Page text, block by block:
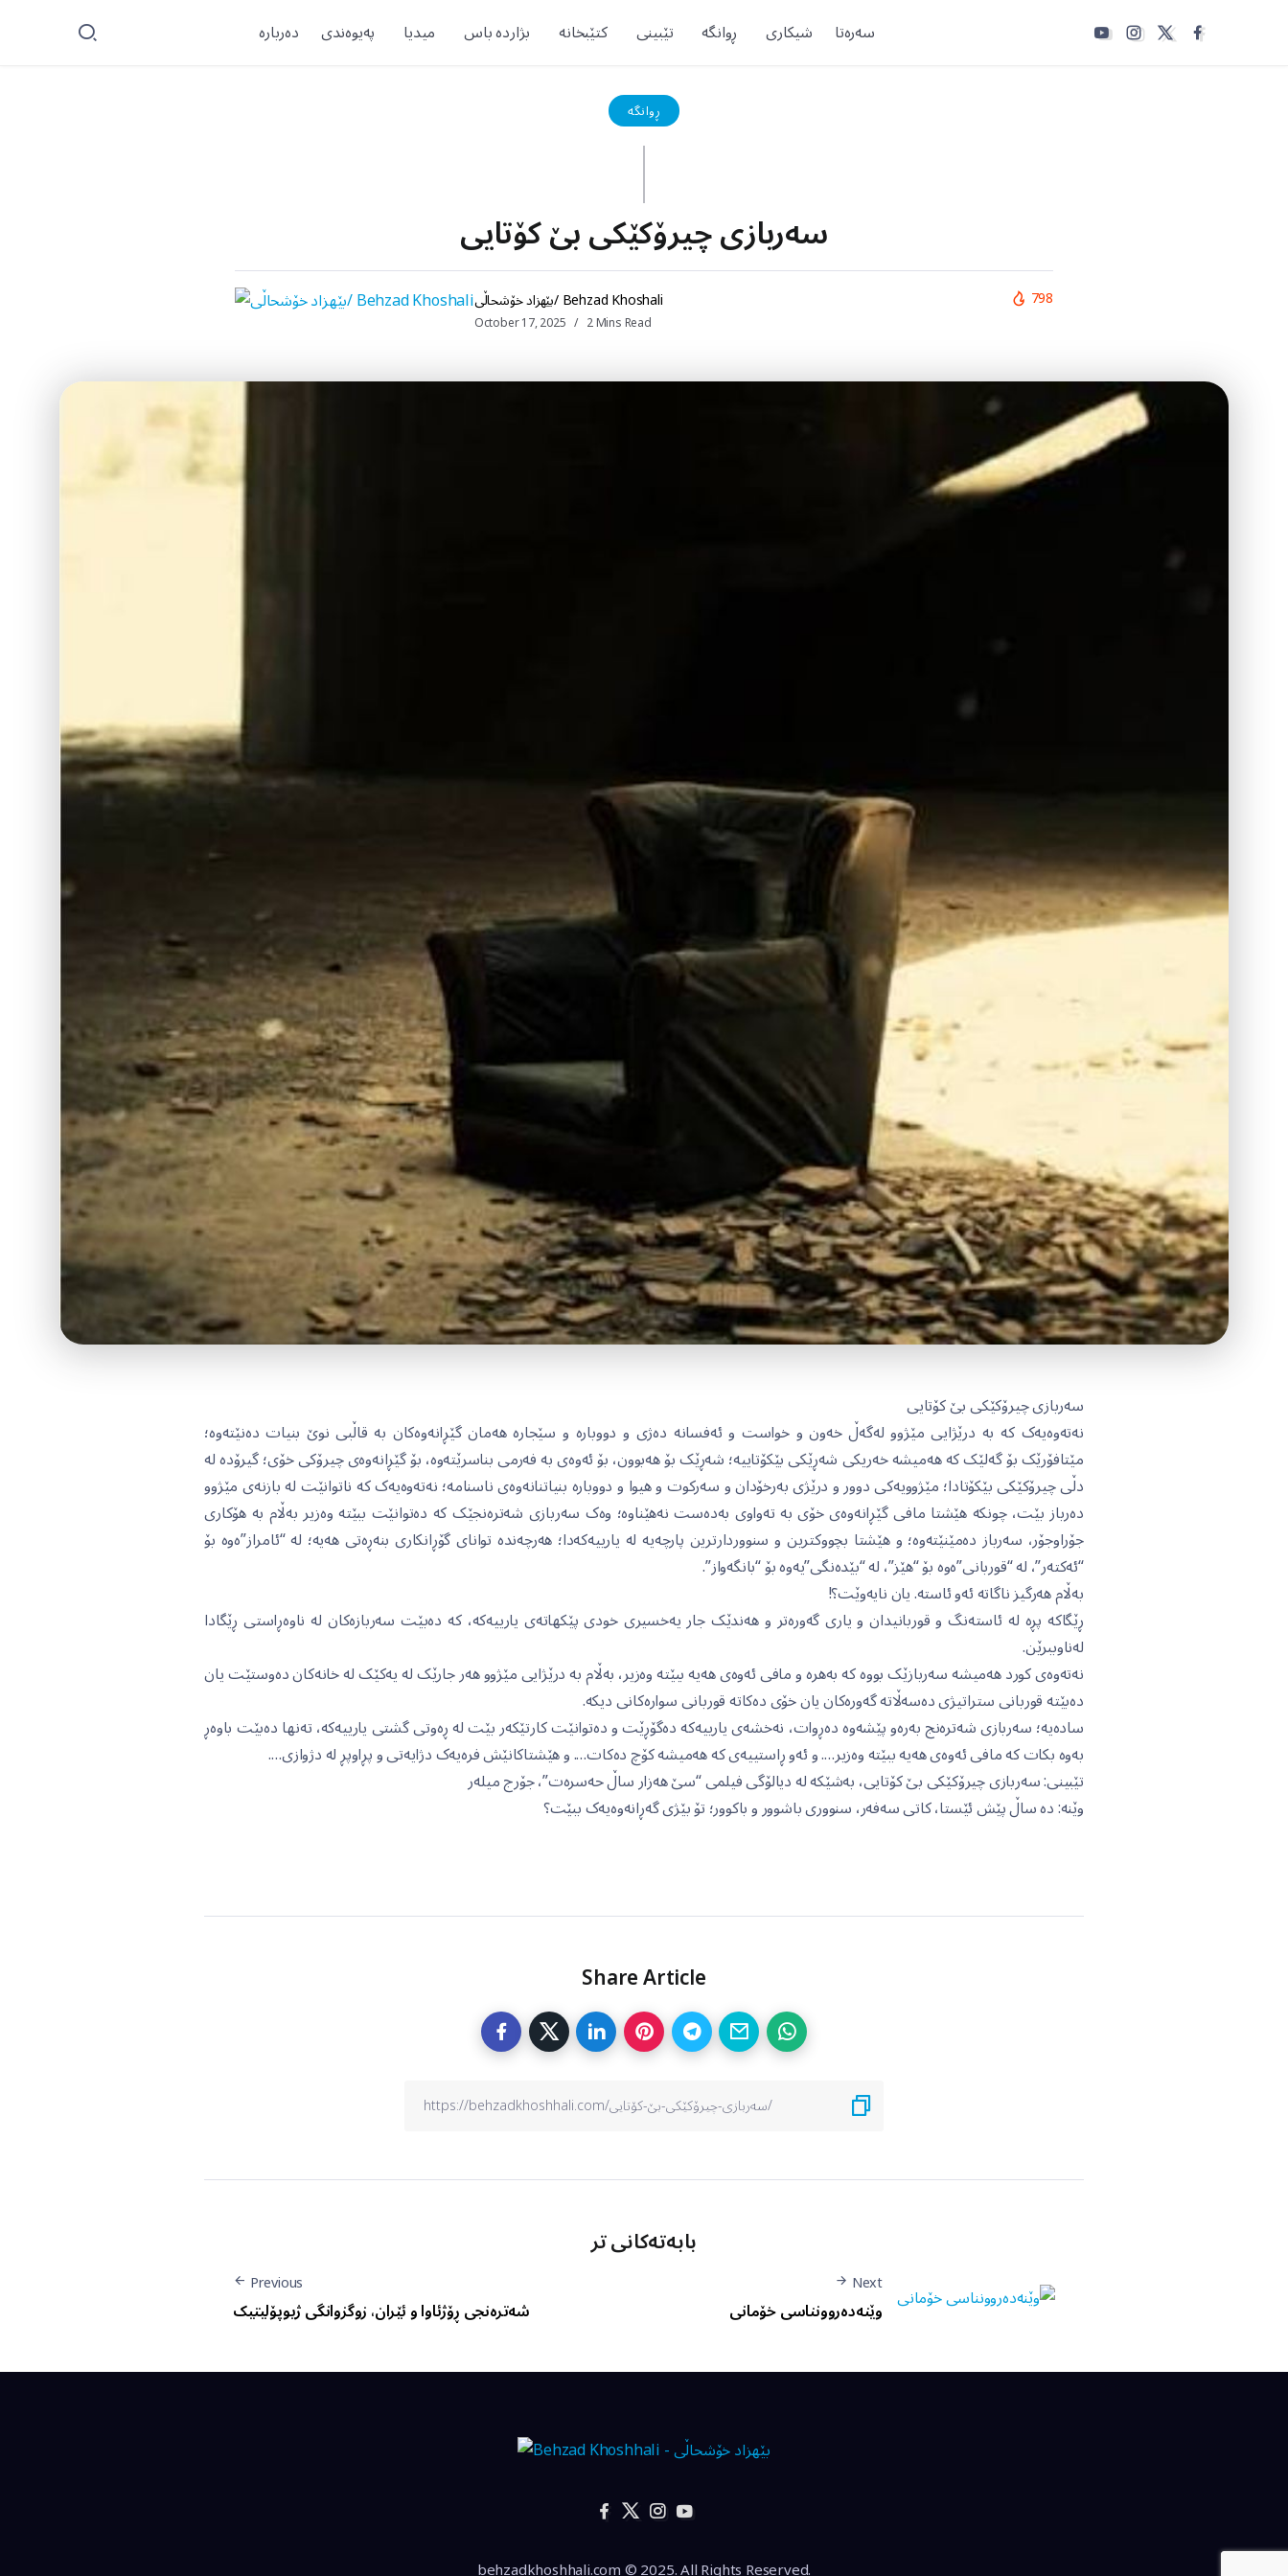
سەرەتا شیکاری ڕوانگە تێبینی کتێبخانە بژاردە باس میدیا پەیوەندی دەربارە
ڕوانگە
سەربازی چیرۆکێکی بێ کۆتایی
بێهزاد خۆشحاڵی/ Behzad Khoshali
October 17, 2025 2 Mins Read
798
سەربازی چیرۆکێکی بێ کۆتایی
نەتەوەیەک کە بە درێژایی مێژوو لەگەڵ خەون و خواست و ئەفسانە دەژی و دووبارە و سێجارە هەمان گێڕانەوەکان بە قاڵبی نوێ بنیات دەنێتەوە؛
مێتافۆرێک بۆ گەلێک کە هەمیشە خەریکی شەڕێکی بێکۆتاییە؛ شەڕێک بۆ هەبوون، بۆ ئەوەی بە فەرمی بناسرێتەوە، بۆ گێڕانەوەی چیرۆکی خۆی؛ گیرۆدە لە
دڵی چیرۆکێکی بێکۆتادا؛ مێژوویەکی دوور و درێژی بەرخۆدان و سەرکوت و هیوا و دووبارە بنیاتنانەوەی ناسنامە؛ نەتەوەیەک کە ناتوانێت لە بازنەی مێژوو
دەرباز بێت، چونکە هێشتا مافی گێڕانەوەی خۆی بە تەواوی بەدەست نەهێناوە؛ وەک سەربازی شەترەنجێک کە دەتوانێت ببێتە وەزیر بەڵام بە هۆکاری
جۆراوجۆر، سەرباز دەمێنێتەوە؛ و هێشتا بچووکترین و سنووردارترین پارچەیە لە یارییەکەدا؛ هەرچەندە توانای گۆڕانکاری بنەڕەتی هەیە؛ لە “ئامراز”ەوە بۆ
“ئەکتەر”، لە “قوربانی”ەوە بۆ “هێز”، لە “بێدەنگی”یەوە بۆ “بانگەواز”.
بەڵام هەرگیز ناگاتە ئەو ئاستە. یان نایەوێت؟!
ڕێگاکە پڕە لە ئاستەنگ و قوربانیدان و یاری گەورەتر و هەندێک جار یەخسیری خودی پێکهاتەی یارییەکە، کە دەبێت سەربازەکان لە ناوەڕاستی ڕێگادا
لەناوببرێن.
نەتەوەی کورد هەمیشە سەربازێک بووە کە بەهرە و مافی ئەوەی هەیە ببێتە وەزیر، بەڵام بە درێژایی مێژوو هەر جارێک لە یەکێک لە خانەکان دەوستێت یان
دەبێتە قوربانی ستراتیژی دەسەڵاتە گەورەکان یان خۆی دەکاتە قوربانی سوارەکانی دیکە.
سادەیە؛ سەربازی شەترەنج بەرەو پێشەوە دەڕوات، نەخشەی یارییەکە دەگۆڕێت و دەتوانێت کارتێکەر بێت لە ڕەوتی گشتی یارییەکە، تەنها دەبێت باوەڕ
بەوە بکات کە مافی ئەوەی هەیە ببێتە وەزیر…. و ئەو ڕاستییەی کە هەمیشە کۆچ دەکات…. و هێشتاکانێش فرەیەک دژایەتی و پڕاوپڕ لە دژوازی….
تێبینی: سەربازی چیرۆکێکی بێ کۆتایی، بەشێکە لە دیالۆگی فیلمی “سێ هەزار ساڵ حەسرەت”، جۆرج میلەر
وێنە: دە ساڵ پێش ئێستا، کاتی سەفەر، سنووری باشوور و باکوور؛ تۆ بێژی گەڕانەوەیەک ببێت؟
Share Article
بابەتەکانی تر
Previous
شەترەنجی ڕۆژئاوا و ئێران، زوگزوانگی ژیوپۆلیتیک
Next
وێنەدەروونناسی خۆمانی